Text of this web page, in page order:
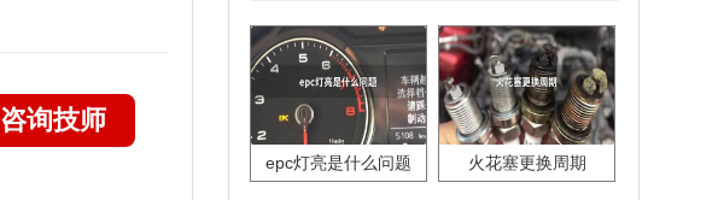
咨询技师
epc灯亮是什么问题 火花塞更换周期